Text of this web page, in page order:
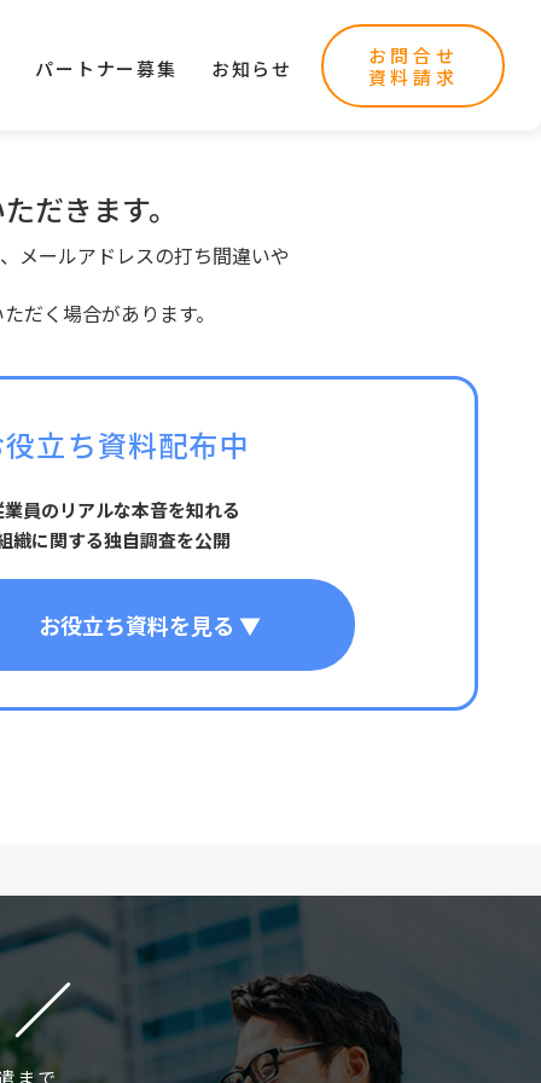
パートナー募集 お知らせ
お問合せ
資料請求
だきます。
メールアドレスの打ち間違いや
だく場合があります。
立ち資料配布中
員のリアルな本音を知れる
織に関する独自調査を公開
お役立ち資料を見る ▼
まで